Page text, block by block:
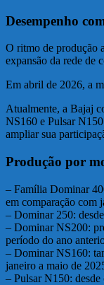
Desempenho
O ritmo de produção
expansão da rede de
Em abril de 2026, a
Atualmente, a Bajaj
NS160 e Pulsar
ampliar sua
Produção por
– Família Dominar
em comparação com
– Dominar 250:
– Dominar NS200:
período do ano
– Dominar NS160:
janeiro a maio de
– Pulsar N150: